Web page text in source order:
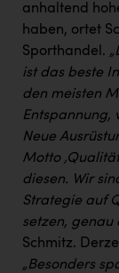
Kremsmüller
Maximarkt
Oldtimer
Orlen
Passage Linz
PEZ
anhaltend
haben, ortet
Sporthandel.
ist das beste
den meisten
Entspannung,
Neue
Motto
diesen. Wir
Strategie auf
setzen, genau
Schmitz.
„Besonders